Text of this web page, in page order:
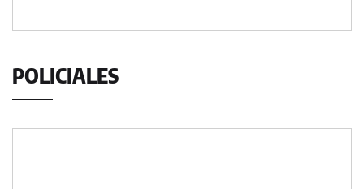
POLICIALES